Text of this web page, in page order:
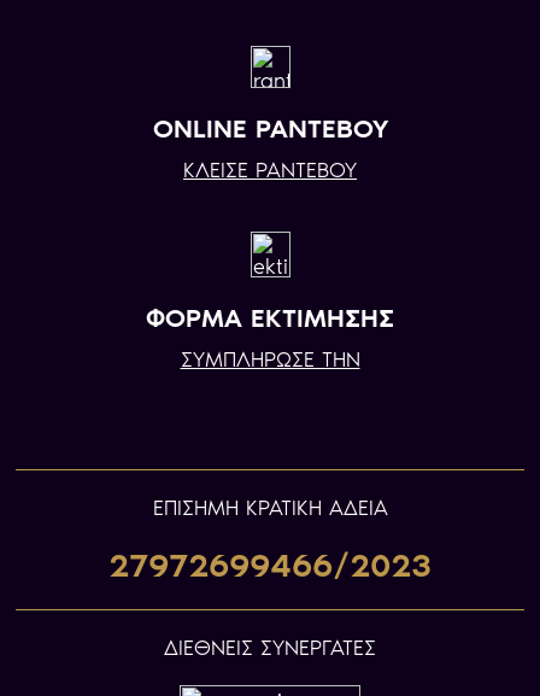
ONLINE ΡΑΝΤΕΒΟΥ
ΚΛΕΙΣΕ ΡΑΝΤΕΒΟΥ
ΦΟΡΜΑ ΕΚΤΙΜΗΣΗΣ
ΣΥΜΠΛΗΡΩΣΕ ΤΗΝ
ΕΠIΣΗΜΗ ΚΡΑΤΙΚΗ ΑΔΕΙΑ
27972699466/2023
ΔΙΕΘΝΕΙΣ ΣΥΝΕΡΓΑΤΕΣ